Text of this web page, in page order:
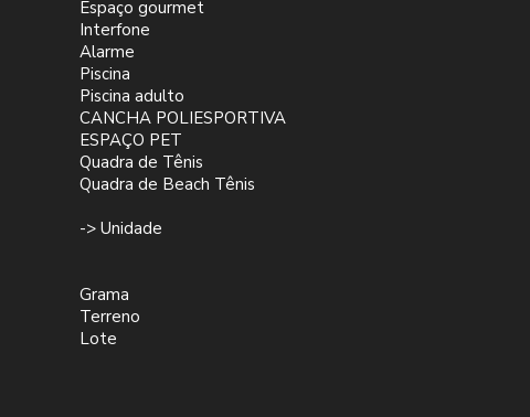
Espaço gourmet
Interfone
Alarme
Piscina
Piscina adulto
CANCHA POLIESPORTIVA
ESPAÇO PET
Quadra de Tênis
Quadra de Beach Tênis
-> Unidade
Grama
Terreno
Lote